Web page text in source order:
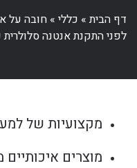
דף הבית» כללי» חובה על
לפני התקנת אנטנה סלולרית
מקצועיות של למעלה
מוצרים איכותיים